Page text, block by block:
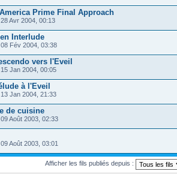
Prime Final Approach
Avr 2004, 00:13
Interlude
Fév 2004, 03:38
vers l'Eveil
Jan 2004, 00:05
à l'Eveil
Jan 2004, 21:33
de cuisine
Août 2003, 02:33
Août 2003, 03:01
Afficher les fils publiés depuis :